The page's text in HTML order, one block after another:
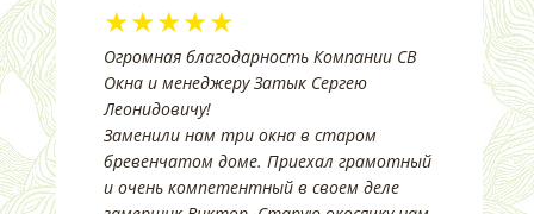
★★★★★
Огромная благодарность Компании СВ
Окна и менеджеру Затык Сергею
Леонидовичу!
Заменили нам три окна в старом
бревенчатом доме. Приехал грамотный
и очень компетентный в своем деле